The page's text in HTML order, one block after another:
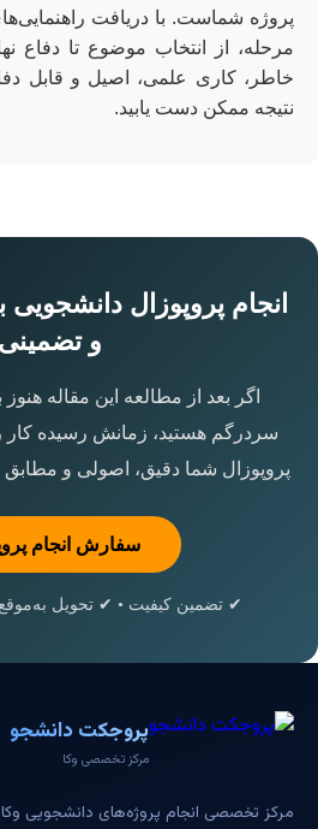
پروژه شماست. با دریافت
مرحله، از انتخاب موضوع تا دفاع
خاطر، کاری علمی، اصیل و قابل
نتیجه ممکن دست یابید.
انجام پروپوزال
و تضمینی
اگر بعد از مطالعه این مقاله
سردرگم هستید، زمانش رسیده
پروپوزال شما دقیق، اصولی و
سفارش انجام
✔ تضمین کیفیت • ✔ تحویل
پروجکت دانشجو
مرکز تخصصی وکا
مرکز تخصصی انجام پروژه‌های دانشجویی وکا